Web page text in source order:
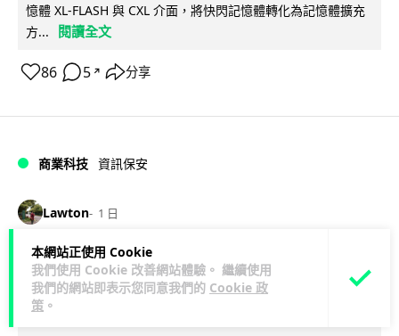
本網站正使用 Cookie
我們使用 Cookie 改善網站體驗。 繼續使用
我們的網站即表示您同意我們的 Cookie 政
策 。
憶體 XL-FLASH 與 CXL 介面，將快閃記憶體轉化為記憶體擴充
方...
閱讀全文
86 5 ↗ 分享
商業科技 資訊保安
Lawton 1 日
東華學院誤發取錄電郵 全數 11,139 名
申請人一度空歡喜 專家:人為疏忽+系統
防護缺失